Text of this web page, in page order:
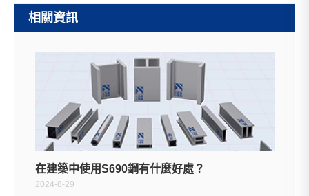
相關資訊
在建築中使用S690鋼有什麼好處？
2024-8-29